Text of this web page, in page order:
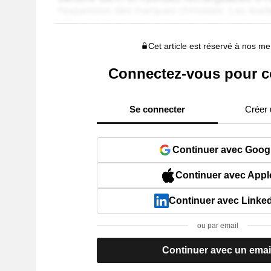
Cet article est réservé à nos
Connectez-vous pour
Se connecter Créer
Continuer avec
Continuer avec
Continuer avec
ou par email
Continuer avec un email